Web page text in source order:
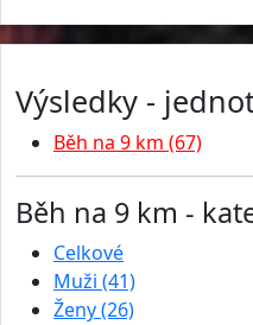
Výsledky -
Běh na 9 km (67)
Běh na 9 km -
Celkové
Muži (41)
Ženy (26)